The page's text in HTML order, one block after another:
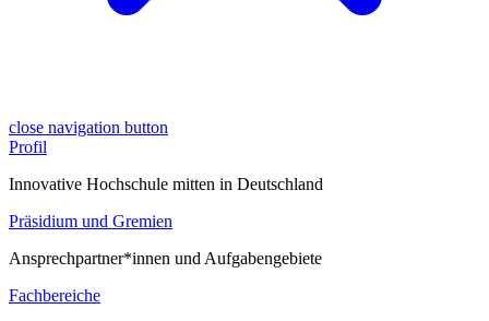
close navigation button
Profil
Innovative Hochschule mitten in Deutschland
Präsidium und Gremien
Ansprechpartner*innen und Aufgabengebiete
Fachbereiche